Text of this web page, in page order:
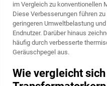
im Vergleich zu konventionellen
Diese Verbesserungen führen
geringeren Umweltbelastung
Endnutzer. Darüber hinaus
häufig durch verbesserte
Geräuschpegel aus.
Wie vergleicht